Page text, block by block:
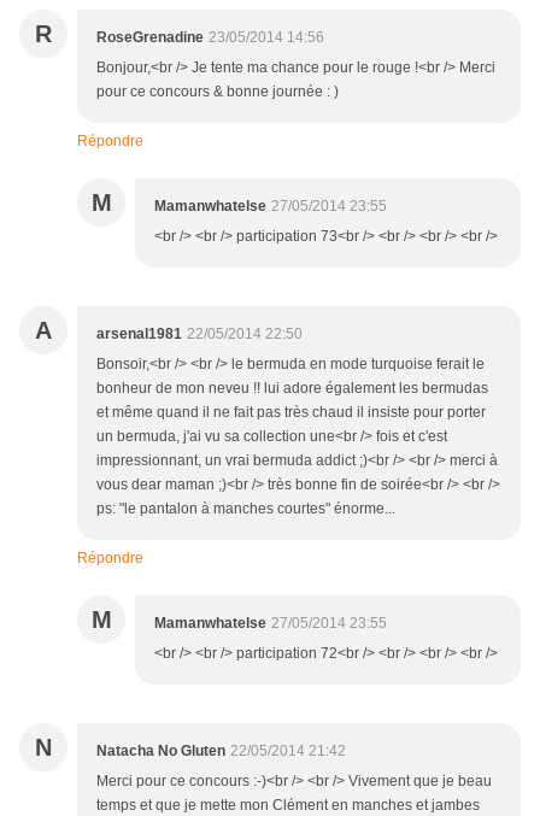
R RoseGrenadine 23/05/2014 14:56
Bonjour,<br /> Je tente ma chance pour le rouge !<br /> Merci
pour ce concours & bonne journée : )
Répondre
M Mamanwhatelse 27/05/2014 23:55
<br /> <br /> participation 73<br /> <br /> <br /> <br />
A arsenal1981 22/05/2014 22:50
Bonsoir,<br /> <br /> le bermuda en mode turquoise ferait le
bonheur de mon neveu !! lui adore également les bermudas
et même quand il ne fait pas très chaud il insiste pour porter
un bermuda, j'ai vu sa collection une<br /> fois et c'est
impressionnant, un vrai bermuda addict ;)<br /> <br /> merci à
vous dear maman ;)<br /> très bonne fin de soirée<br /> <br />
ps: "le pantalon à manches courtes" énorme...
Répondre
M Mamanwhatelse 27/05/2014 23:55
<br /> <br /> participation 72<br /> <br /> <br /> <br />
N Natacha No Gluten 22/05/2014 21:42
Merci pour ce concours :-)<br /> <br /> Vivement que je beau
temps et que je mette mon Clément en manches et jambes